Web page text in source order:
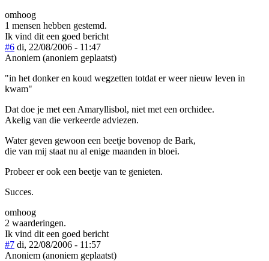
omhoog
1 mensen hebben gestemd.
Ik vind dit een goed bericht
#6 di, 22/08/2006 - 11:47
Anoniem (anoniem geplaatst)
"in het donker en koud wegzetten totdat er weer nieuw leven in
kwam"
Dat doe je met een Amaryllisbol, niet met een orchidee.
Akelig van die verkeerde adviezen.
Water geven gewoon een beetje bovenop de Bark,
die van mij staat nu al enige maanden in bloei.
Probeer er ook een beetje van te genieten.
Succes.
omhoog
2 waarderingen.
Ik vind dit een goed bericht
#7 di, 22/08/2006 - 11:57
Anoniem (anoniem geplaatst)